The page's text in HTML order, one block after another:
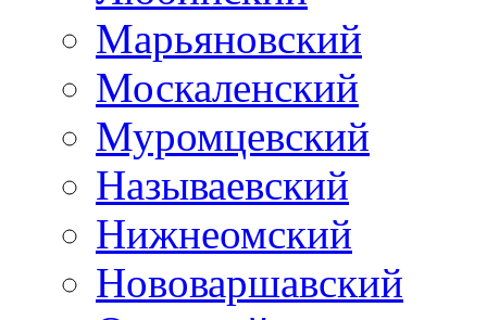
Марьяновский
Москаленский
Муромцевский
Называевский
Нижнеомский
Нововаршавский